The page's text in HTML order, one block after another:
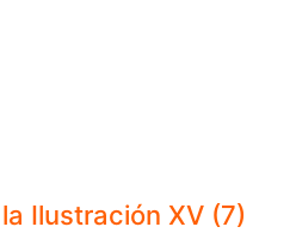
Ilustración XV (7)